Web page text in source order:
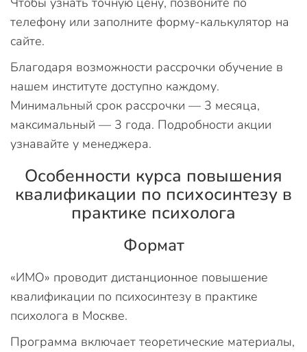
телефону или заполните форму-калькулятор на
сайте.
Благодаря возможности рассрочки обучение в
нашем институте доступно каждому.
Минимальный срок рассрочки — 3 месяца,
максимальный — 3 года. Подробности акции
узнавайте у менеджера.
Особенности курса повышения
квалификации по психосинтезу в
практике психолога
Формат
«ИМО» проводит дистанционное повышение
квалификации по психосинтезу в практике
психолога в Москве.
Программа включает теоретические материалы,